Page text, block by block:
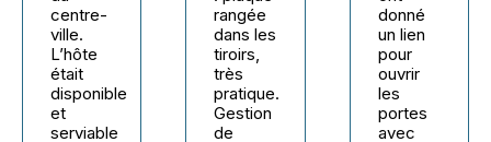
centre-
ville.
L’hôte
était
disponible
et
serviable
rangée
dans les
tiroirs,
très
pratique.
Gestion
de
donné
un lien
pour
ouvrir
les
portes
avec